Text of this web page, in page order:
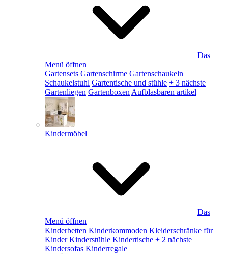
Das
Menü öffnen
Gartensets Gartenschirme Gartenschaukeln
Schaukelstuhl Gartentische und stühle + 3 nächste
Gartenliegen Gartenboxen Aufblasbaren artikel
Kindermöbel
Das
Menü öffnen
Kinderbetten Kinderkommoden Kleiderschränke für
Kinder Kinderstühle Kindertische + 2 nächste
Kindersofas Kinderregale